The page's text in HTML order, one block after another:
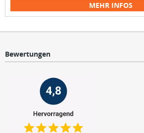
MEHR INFOS
Bewertungen